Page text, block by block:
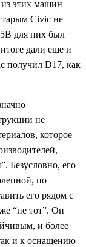
этих машин
Civic не
для них был
дали еще и
получил D17, как
не
которое
Безусловно, его
по
его рядом с
“не тот”. Он
и более
и к оснащению